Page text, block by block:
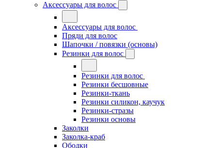
Аксессуары для волос
Аксессуары для волос
Пряди для волос
Шапочки / повязки (основы)
Резинки для волос
Резинки для волос
Резинки бесшовные
Резинки-ткань
Резинки силикон, каучук
Резинки-стразы
Резинки основы
Заколки
Заколка-краб
Ободки